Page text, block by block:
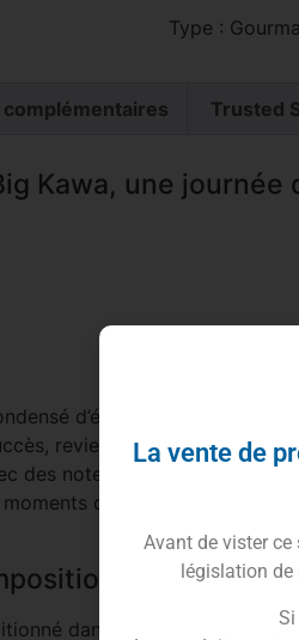
Type :
Trusted
Kawa, une journée
d’équilibre et de
revient en flacon 10ml
des notes de caramel latté et
de la journée; O-juicy
du E-liquide
dans un flacon PET de
La vente de
Avant de vister ce
législation de
Si